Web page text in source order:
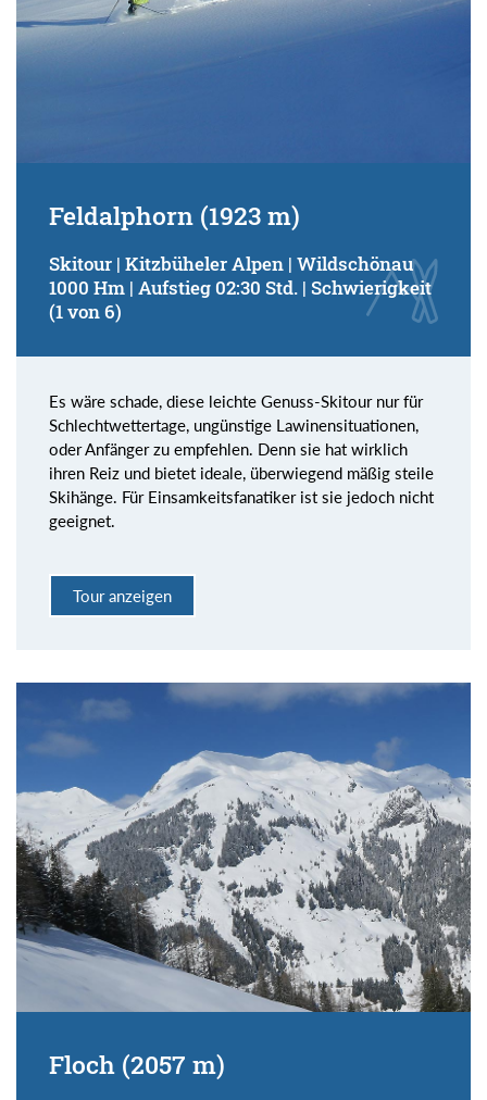
Feldalphorn (1923 m)
Skitour | Kitzbüheler Alpen | Wildschönau
1000 Hm | Aufstieg 02:30 Std. | Schwierigkeit
(1 von 6)
Es wäre schade, diese leichte Genuss-Skitour nur für
Schlechtwettertage, ungünstige Lawinensituationen,
oder Anfänger zu empfehlen. Denn sie hat wirklich
ihren Reiz und bietet ideale, überwiegend mäßig steile
Skihänge. Für Einsamkeitsfanatiker ist sie jedoch nicht
geeignet.
Tour anzeigen
Floch (2057 m)